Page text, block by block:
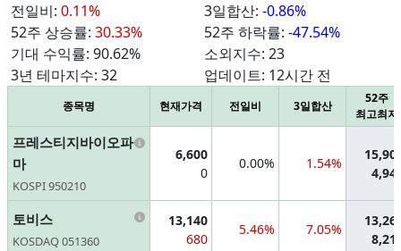
전일비: 0.11% 3일합산: -0.86%
52주 상승률: 30.33% 52주 하락률: -47.54%
기대 수익률: 90.62% 소외지수: 23
3년 테마지수: 32 업데이트: 12시간 전
종목명 현재가격 전일비 3일합산
52주
최고최저
프레스티지바이오파
마
KOSPI 950210
Information
6,600
0
0.00% 1.54%
토비스
KOSDAQ 051360
Information
13,140
680
5.46% 7.05%